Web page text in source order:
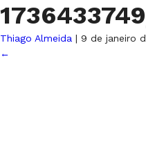
Thiago Almeida | 9 de janeiro
←